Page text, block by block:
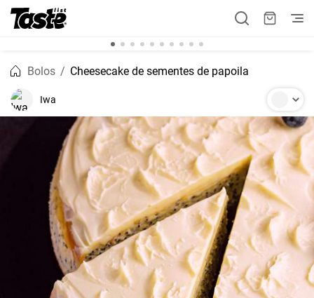
Bolos Cheesecake de sementes de papoila
Iwa